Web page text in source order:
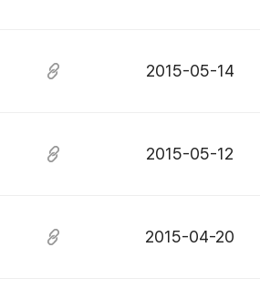
2015-05-14
2015-05-12
2015-04-20